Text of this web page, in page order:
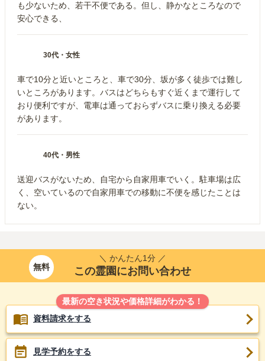
も少ないため、若干不便である。但し、静かなところなので
安心できる、
30代 ・ 女性
車で10分と近いところと、車で30分、坂が多く徒歩では難し
いところがあります。バスはどちらもすぐ近くまで運行して
おり便利ですが、電車は通っておらずバスに乗り換える必要
があります。
40代 ・ 男性
送迎バスがないため、自宅から自家用車でいく。駐車場は広
く、空いているので自家用車での移動に不便を感じたことは
ない。
無料
＼ かんたん1分 ／
この霊園にお問い合わせ
最新の空き状況や価格詳細がわかる！
資料請求をする
見学予約をする